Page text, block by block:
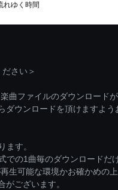
れゆく時間
さい＞
曲ファイルのダウンロードが
ウンロードを頂けますよう
ます。
の1曲毎のダウンロード
可能な環境かお確かめの
ございます。